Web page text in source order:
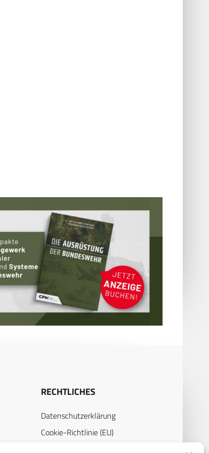
RECHTLICHES
Datenschutzerklärung
Cookie-Richtlinie (EU)